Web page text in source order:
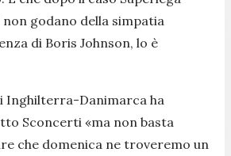
godano della simpatia
di Boris Johnson, lo è
Inghilterra-Danimarca ha
Sconcerti «ma non basta
che domenica ne troveremo un